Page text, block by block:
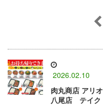
2026.02.10
肉丸商店 アリオ
八尾店 テイク